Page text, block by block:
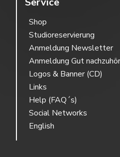
Shop
Studioreservierung
Anmeldung Newsletter
Anmeldung Gut
Logos & Banner (CD)
Links
Help (FAQ´s)
Social Networks
English